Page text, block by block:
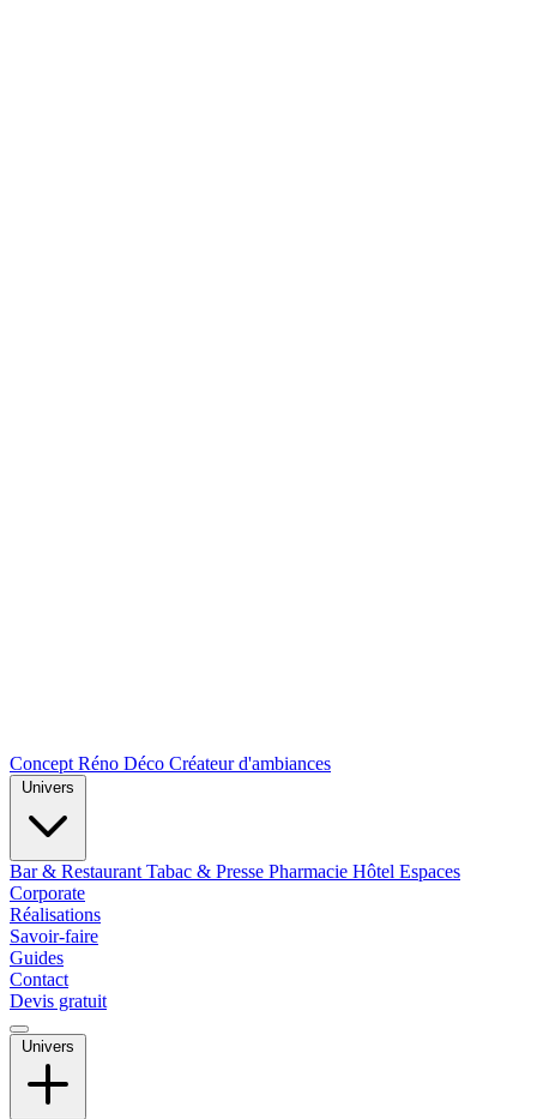
Concept Réno Déco Créateur d'ambiances
Bar & Restaurant Tabac & Presse Pharmacie Hôtel Espaces
Corporate
Réalisations
Savoir-faire
Guides
Contact
Devis gratuit
Univers